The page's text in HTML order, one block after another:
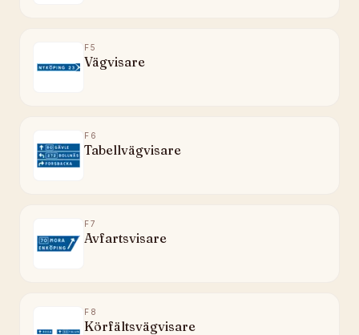
F5
Vägvisare
F6
Tabellvägvisare
F7
Avfartsvisare
F8
Körfältsvägvisare